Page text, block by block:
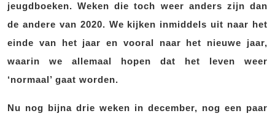
jeugdboeken. Weken die toch weer anders zijn dan
de andere van 2020. We kijken inmiddels uit naar het
einde van het jaar en vooral naar het nieuwe jaar,
waarin we allemaal hopen dat het leven weer
‘normaal’ gaat worden.
Nu nog bijna drie weken in december, nog een paar